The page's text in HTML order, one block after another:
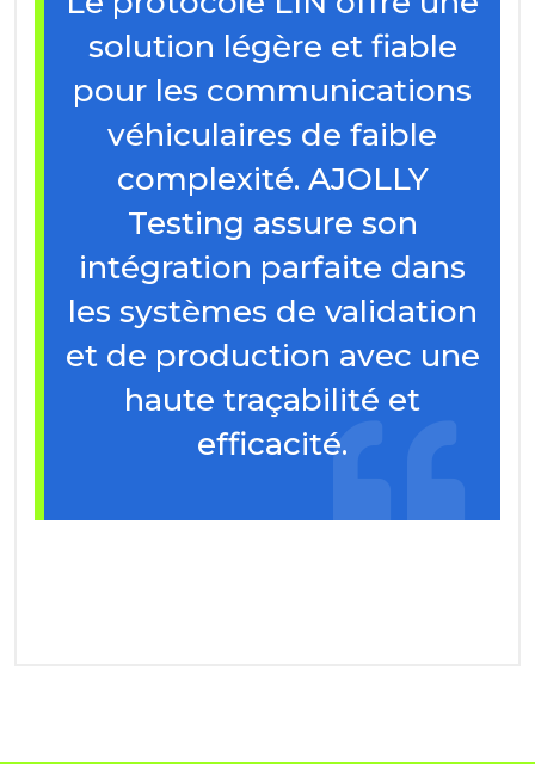
solution légère et fiable
pour les communications
véhiculaires de faible
complexité. AJOLLY
Testing assure son
intégration parfaite dans
les systèmes de validation
et de production avec une
haute traçabilité et
efficacité.